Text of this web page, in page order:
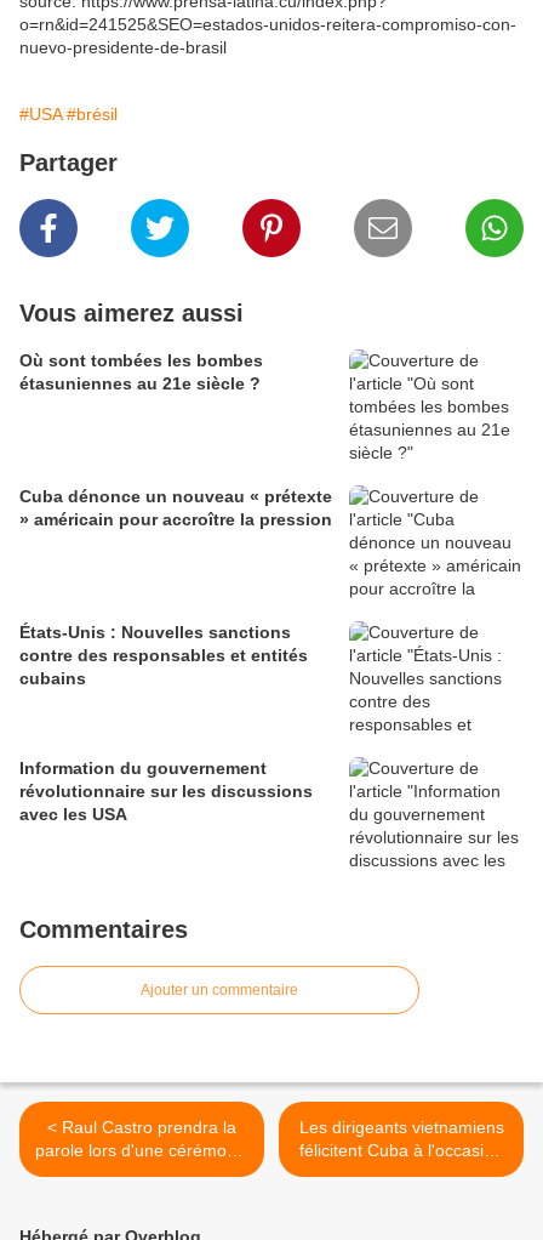
o=rn&id=241525&SEO=estados-unidos-reitera-compromiso-con-
nuevo-presidente-de-brasil
#USA #brésil
Partager
Vous aimerez aussi
Où sont tombées les bombes
étasuniennes au 21e siècle ?
Cuba dénonce un nouveau « prétexte
» américain pour accroître la pression
États-Unis : Nouvelles sanctions
contre des responsables et entités
cubains
Information du gouvernement
révolutionnaire sur les discussions
avec les USA
Commentaires
Ajouter un commentaire
< Raul Castro prendra la
parole lors d'une cérémonie
à l'occasion des 60 ans de
Les dirigeants vietnamiens
félicitent Cuba à l'occasion
de sa Fête nationale >